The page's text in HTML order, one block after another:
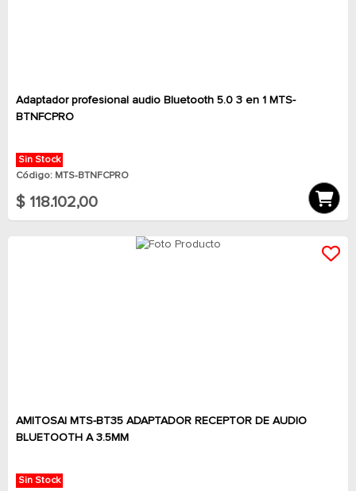
Adaptador profesional audio Bluetooth 5.0 3 en 1 MTS-
BTNFCPRO
Sin Stock
Código: MTS-BTNFCPRO
$ 118.102,00
AMITOSAI MTS-BT35 ADAPTADOR RECEPTOR DE AUDIO
BLUETOOTH A 3.5MM
Sin Stock